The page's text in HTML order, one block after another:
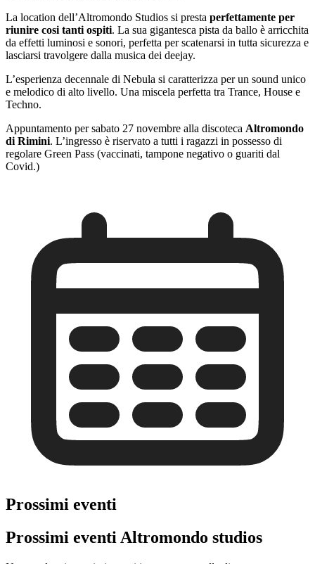
La location dell’Altromondo Studios si presta perfettamente per
riunire cosi tanti ospiti. La sua gigantesca pista da ballo è arricchita
da effetti luminosi e sonori, perfetta per scatenarsi in tutta sicurezza e
lasciarsi travolgere dalla musica dei deejay.
L’esperienza decennale di Nebula si caratterizza per un sound unico
e melodico di alto livello. Una miscela perfetta tra Trance, House e
Techno.
Appuntamento per sabato 27 novembre alla discoteca Altromondo
di Rimini. L’ingresso è riservato a tutti i ragazzi in possesso di
regolare Green Pass (vaccinati, tampone negativo o guariti dal
Covid.)
Prossimi eventi
Prossimi eventi Altromondo studios